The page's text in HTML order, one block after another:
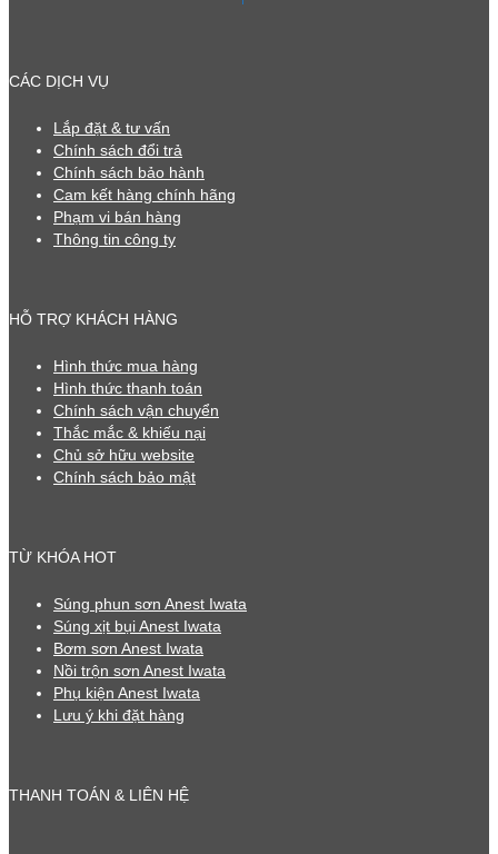
CÁC DỊCH VỤ
Lắp đặt & tư vấn
Chính sách đổi trả
Chính sách bảo hành
Cam kết hàng chính hãng
Phạm vi bán hàng
Thông tin công ty
HỖ TRỢ KHÁCH HÀNG
Hình thức mua hàng
Hình thức thanh toán
Chính sách vận chuyển
Thắc mắc & khiếu nại
Chủ sở hữu website
Chính sách bảo mật
TỪ KHÓA HOT
Súng phun sơn Anest Iwata
Súng xịt bụi Anest Iwata
Bơm sơn Anest Iwata
Nồi trộn sơn Anest Iwata
Phụ kiện Anest Iwata
Lưu ý khi đặt hàng
THANH TOÁN & LIÊN HỆ